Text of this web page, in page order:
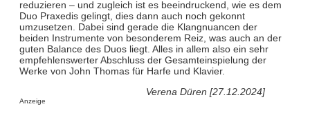
reduzieren – und zugleich ist es beeindruckend, wie es dem
Duo Praxedis gelingt, dies dann auch noch gekonnt
umzusetzen. Dabei sind gerade die Klangnuancen der
beiden Instrumente von besonderem Reiz, was auch an der
guten Balance des Duos liegt. Alles in allem also ein sehr
empfehlenswerter Abschluss der Gesamteinspielung der
Werke von John Thomas für Harfe und Klavier.
Verena Düren [27.12.2024]
Anzeige